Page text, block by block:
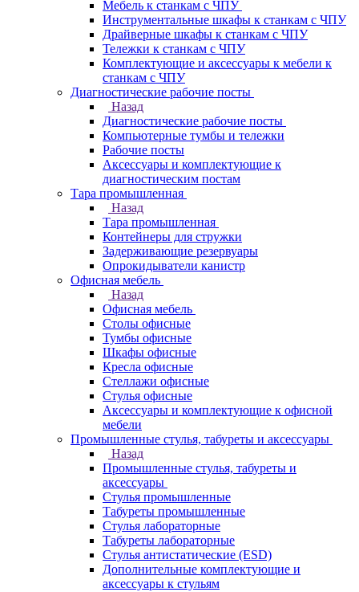
Мебель к станкам с ЧПУ
Инструментальные шкафы к станкам с ЧПУ
Драйверные шкафы к станкам с ЧПУ
Тележки к станкам с ЧПУ
Комплектующие и аксессуары к мебели к
станкам с ЧПУ
Диагностические рабочие посты
Назад
Диагностические рабочие посты
Компьютерные тумбы и тележки
Рабочие посты
Аксессуары и комплектующие к
диагностическим постам
Тара промышленная
Назад
Тара промышленная
Контейнеры для стружки
Задерживающие резервуары
Опрокидыватели канистр
Офисная мебель
Назад
Офисная мебель
Столы офисные
Тумбы офисные
Шкафы офисные
Кресла офисные
Стеллажи офисные
Стулья офисные
Аксессуары и комплектующие к офисной
мебели
Промышленные стулья, табуреты и аксессуары
Назад
Промышленные стулья, табуреты и
аксессуары
Стулья промышленные
Табуреты промышленные
Стулья лабораторные
Табуреты лабораторные
Стулья антистатические (ESD)
Дополнительные комплектующие и
аксессуары к стульям